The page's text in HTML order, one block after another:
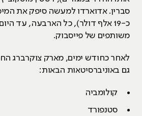
סברין. אדוארדו למעשה סיפק את
כ-19 אלף דולר), כל הארבעה, עד
משותפים של פייסבוק.
לאחר כחודש ימים, מארק צוקרברג
גם באוניברסיטאות הבאות:
קולומביה
סטנפורד